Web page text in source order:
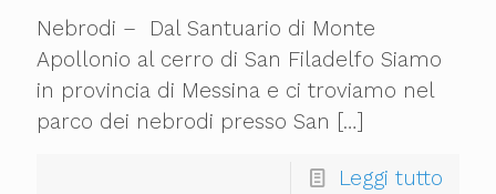
Nebrodi – Dal Santuario di Monte
Apollonio al cerro di San Filadelfo Siamo
in provincia di Messina e ci troviamo nel
parco dei nebrodi presso San […]
Leggi tutto